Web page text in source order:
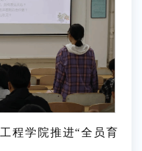
程学院推进“全员育